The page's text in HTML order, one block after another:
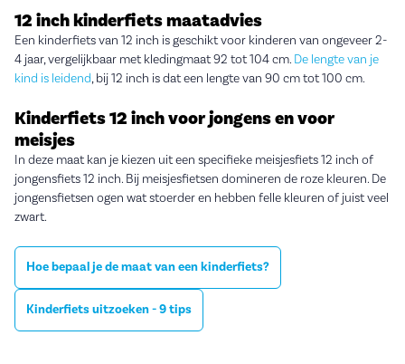
12 inch kinderfiets maatadvies
Een kinderfiets van 12 inch is geschikt voor kinderen van ongeveer 2-
4 jaar, vergelijkbaar met kledingmaat 92 tot 104 cm. De lengte van je
kind is leidend, bij 12 inch is dat een lengte van 90 cm tot 100 cm.
Kinderfiets 12 inch voor jongens en voor
meisjes
In deze maat kan je kiezen uit een specifieke meisjesfiets 12 inch of
jongensfiets 12 inch. Bij meisjesfietsen domineren de roze kleuren. De
jongensfietsen ogen wat stoerder en hebben felle kleuren of juist veel
zwart.
Hoe bepaal je de maat van een kinderfiets?
Kinderfiets uitzoeken - 9 tips